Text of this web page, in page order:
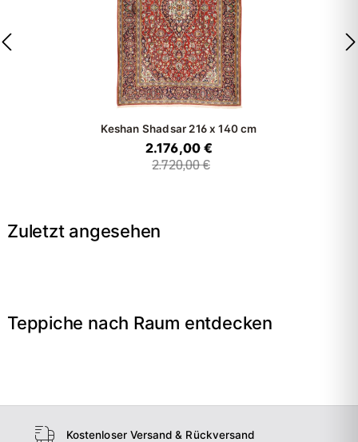
Keshan Shadsar 216 x 140 cm
2.176,00 €
2.720,00 €
Zuletzt angesehen
Teppiche nach Raum entdecken
Wohnzimmer
Kostenloser Versand & Rückversand